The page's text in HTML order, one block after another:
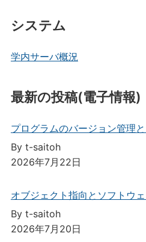
システム
学内サーバ概況
最新の投稿(電子情報)
プログラムのバージョン管理
By t-saitoh
2026年7月22日
オブジェクト指向とソフトウ
By t-saitoh
2026年7月20日